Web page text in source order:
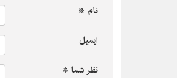
نام *
ایمیل
نظر شما *